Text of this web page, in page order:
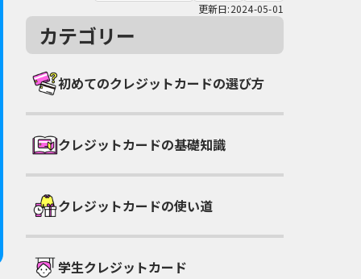
更新日:2024-05-01
カテゴリー
初めてのクレジットカードの選び方
クレジットカードの基礎知識
クレジットカードの使い道
学生クレジットカード